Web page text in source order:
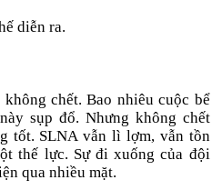
diễn ra.
chết. Bao nhiêu cuộc bể
sụp đổ. Nhưng không chết
tốt. SLNA vẫn lì lợm, vẫn tồn
thế lực. Sự đi xuống của đội
qua nhiều mặt.